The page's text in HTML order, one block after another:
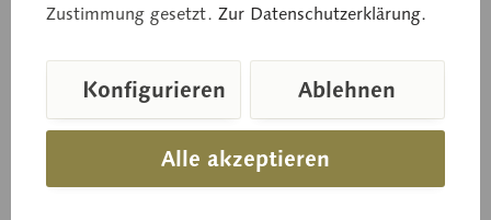
Preis auf Anfrage
Lieferzeit auf Anfrage
Zustimmung gesetzt. Zur Datenschutzerklärung.
Alle akzeptieren
Konfigurieren Ablehnen